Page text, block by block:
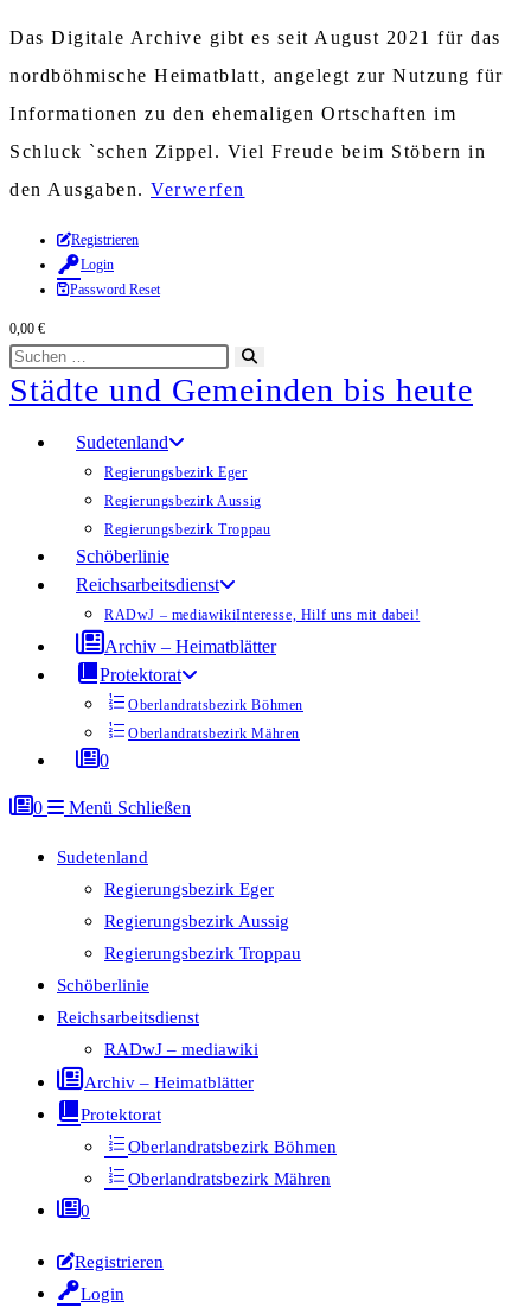
Das Digitale Archive gibt es seit August 2021 für das
nordböhmische Heimatblatt, angelegt zur Nutzung für
Informationen zu den ehemaligen Ortschaften im
Schluck `schen Zippel. Viel Freude beim Stöbern in
den Ausgaben. Verwerfen
Zum
Inhalt
springen
Registrieren
Login
Password Reset
0,00 €
Diese
Website
durchsuchen
starten
Städte und Gemeinden bis heute
Sudetenland
Regierungsbezirk Eger
Regierungsbezirk Aussig
Regierungsbezirk Troppau
Schöberlinie
Reichsarbeitsdienst
RADwJ – mediawikiInteresse, Hilf uns mit dabei!
Archiv – Heimatblätter
Protektorat
Oberlandratsbezirk Böhmen
Oberlandratsbezirk Mähren
0
0 Menü Schließen
Sudetenland
Regierungsbezirk Eger
Regierungsbezirk Aussig
Regierungsbezirk Troppau
Schöberlinie
Reichsarbeitsdienst
RADwJ – mediawiki
Archiv – Heimatblätter
Protektorat
Oberlandratsbezirk Böhmen
Oberlandratsbezirk Mähren
0
Registrieren
Login